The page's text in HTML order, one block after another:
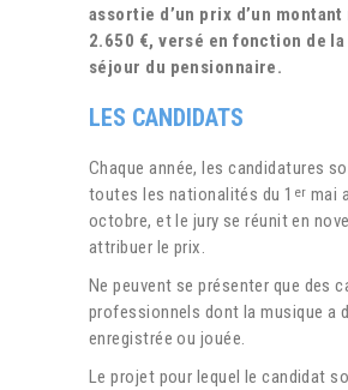
assortie d’un prix d’un
2.650 €, versé en fonction de
séjour du pensionnaire.
LES CANDIDATS
Chaque année, les candidatures
toutes les nationalités du 1 er mai
octobre, et le jury se réunit en
attribuer le prix.
Ne peuvent se présenter que des
professionnels dont la musique a
enregistrée ou jouée.
Le projet pour lequel le candidat